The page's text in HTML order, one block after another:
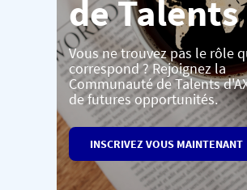
de Talents
Vous ne trouvez pas le rôle
correspond ? Rejoignez la
Communauté de Talents
de futures opportunités.
INSCRIVEZ VOUS MAINTENANT